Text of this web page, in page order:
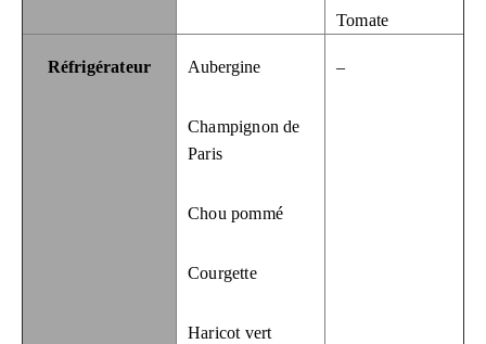
Tomate
Réfrigérateur Aubergine
Champignon de
Paris
Chou pommé
Courgette
Haricot vert
–